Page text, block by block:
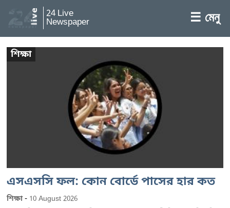
24 Live
Newspaper ☰ মেনু
শিক্ষা
এসএসসি ফল: কোন বোর্ডে পাসের হার কত
শিক্ষা- 10 August 2026